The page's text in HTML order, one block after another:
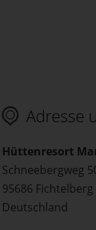
Adresse
Hüttenresort
Schneebergweg
95686 Fichtelberg
Deutschland